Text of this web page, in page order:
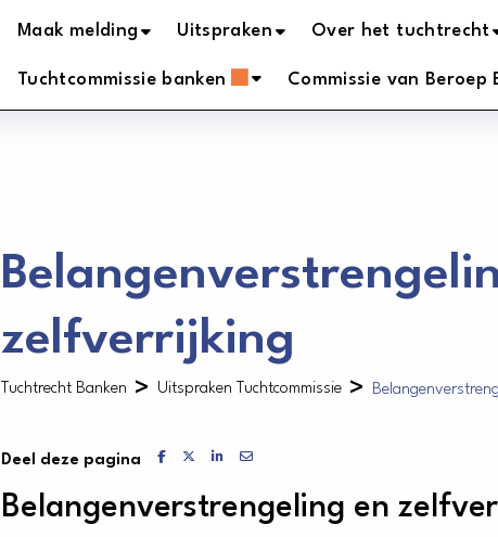
Maak melding Uitspraken Over het tuchtrecht
Tuchtcommissie banken Commissie van Beroep
zelfverrijking
Tuchtrecht Banken > Uitspraken Tuchtcommissie >
Deel deze pagina Delen via Facebook
Delen via X
Delen via LinkedIn
Belangenverstrengeling en